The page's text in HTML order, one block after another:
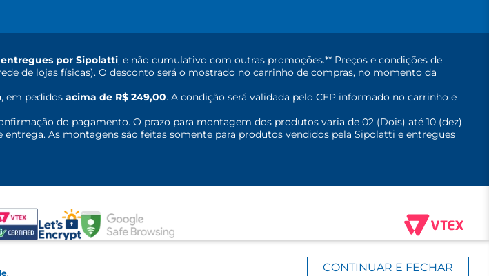
por Sipolatti, e não cumulativo com outras promoções.** Preços e condições de
de lojas físicas). O desconto será o mostrado no carrinho de compras, no momento da
, em pedidos acima de R$ 249,00. A condição será validada pelo CEP informado no carrinho e
do pagamento. O prazo para montagem dos produtos varia de 02 (Dois) até 10 (dez)
As montagens são feitas somente para produtos vendidos pela Sipolatti e entregues
Avenida Alcacibas Furtado - Canaã - Viana/ES. CEP: 29135-008 Todos os direitos reservados.
. CONTINUAR E FECHAR